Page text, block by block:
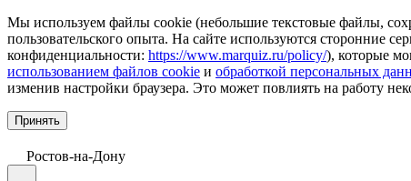
Мы используем файлы cookie (небольшие текстовые файлы,
пользовательского опыта. На сайте используются сторонние
конфиденциальности: https://www.marquiz.ru/policy/), которые
использованием файлов cookie и обработкой персональных
изменив настройки браузера. Это может повлиять на работу
Принять
Ростов-на-Дону